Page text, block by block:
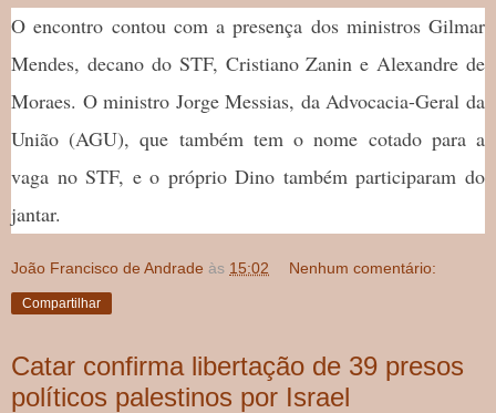
O encontro contou com a presença dos ministros Gilmar
Mendes, decano do STF, Cristiano Zanin e Alexandre de
Moraes. O ministro Jorge Messias, da Advocacia-Geral da
União (AGU), que também tem o nome cotado para a
vaga no STF, e o próprio Dino também participaram do
jantar.
João Francisco de Andrade às 15:02 Nenhum comentário:
Compartilhar
Catar confirma libertação de 39 presos
políticos palestinos por Israel